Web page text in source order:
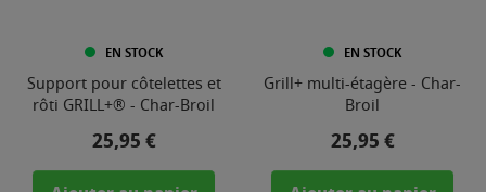
EN STOCK
Support pour côtelettes et
rôti GRILL+® - Char-Broil
Prix
25,95 €
EN STOCK
Grill+ multi-étagère - Char-
Broil
Prix
25,95 €